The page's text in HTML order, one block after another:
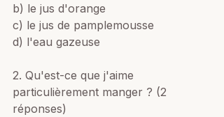
b) le jus d'orange
c) le jus de pamplemousse
d) l'eau gazeuse
2. Qu'est-ce que j'aime
particulièrement manger ? (2
réponses)